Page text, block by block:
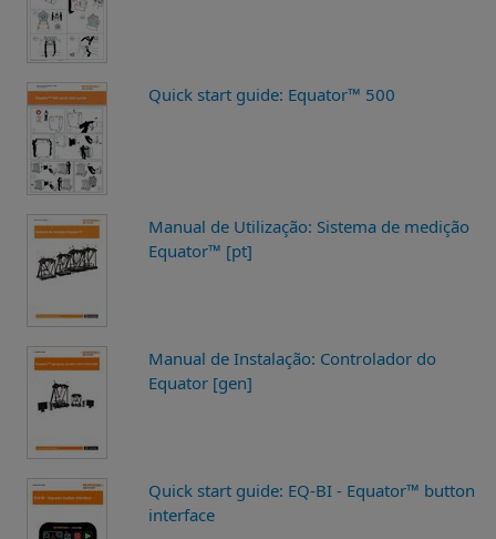
Quick start guide: Equator™ 500
Manual de Utilização: Sistema de medição
Equator™ [pt]
Manual de Instalação: Controlador do
Equator [gen]
Quick start guide: EQ-BI - Equator™ button
interface